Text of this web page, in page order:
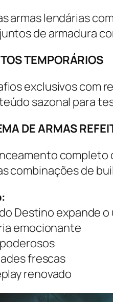
armas lendárias
de armadura
TEMPORÁRIOS
exclusivos com
sazonal para
DE ARMAS
completo
combinações de
Destino expande o
emocionante
frescas
renovado